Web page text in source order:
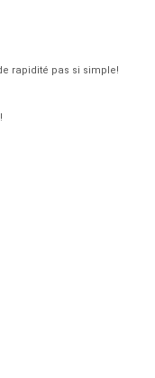
rapidité pas si simple!